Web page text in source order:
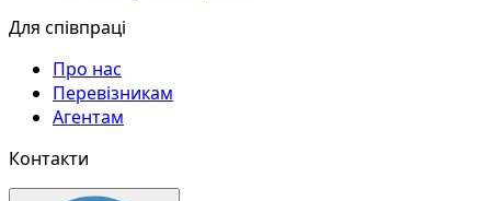
Для співпраці
Про нас
Перевізникам
Агентам
Контакти